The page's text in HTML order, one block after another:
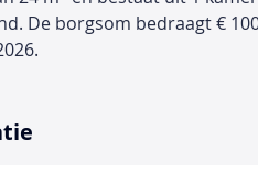
De borgsom bedraagt €